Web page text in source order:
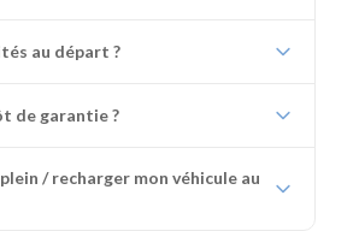
au départ ?
de garantie ?
/ recharger mon véhicule au